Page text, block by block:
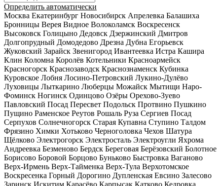
Определить автоматически
Москва Екатеринбург Новосибирск Апрелевка Балашиха
Бронницы Верея Видное Волоколамск Воскресенск
Высоковск Голицыно Дедовск Дзержинский Дмитров
Долгопрудный Домодедово Дрезна Дубна Егорьевск
Жуковский Зарайск Звенигород Ивантеевка Истра Кашира
Клин Коломна Королёв Котельники Красноармейск
Красногорск Краснозаводск Краснознаменск Кубинка
Куровское Лобня Лосино-Петровский Лукино-Дулёво
Луховицы Лыткарино Люберцы Можайск Мытищи Наро-
Фоминск Ногинск Одинцово Озёры Орехово-Зуево
Павловский Посад Пересвет Подольск Протвино Пушкино
Пущино Раменское Реутов Рошаль Руза Сергиев Посад
Серпухов Солнечногорск Старая Купавна Ступино Талдом
Фрязино Химки Хотьково Черноголовка Чехов Шатура
Щёлково Электрогорск Электросталь Электроугли Яхрома
Андреевка Безменово Бердск Береговая Берёзовский Болотное
Борисово Боровой Борцово Буньково Быстровка Ваганово
Верх-Ирмень Верх-Тайменка Верх-Тула Верхотомское
Воскресенка Горный Дорогино Дупленская Евсино Залесово
Заринск Искитим Карасёво Карпысак Катково Кедровка